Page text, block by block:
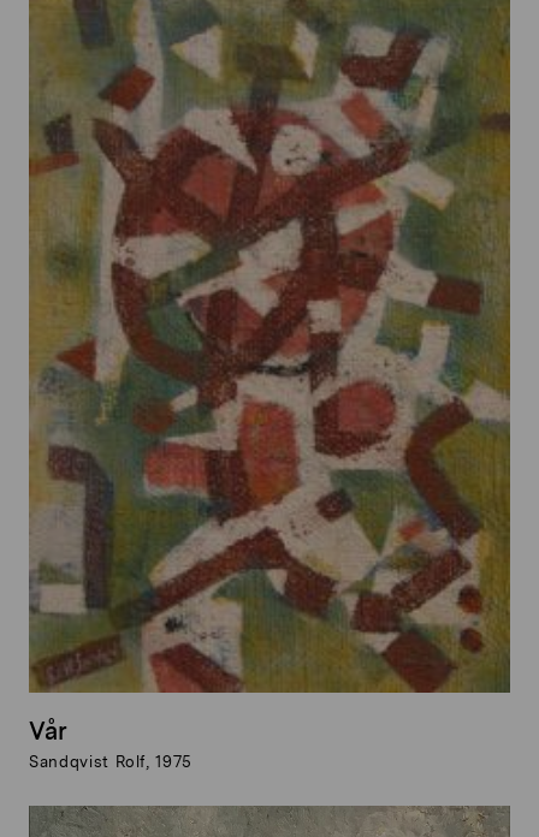
Vår
Sandqvist Rolf, 1975